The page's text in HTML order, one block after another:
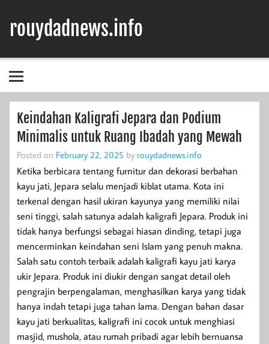
content
rouydadnews.info
Keindahan Kaligrafi Jepara dan Podium
Minimalis untuk Ruang Ibadah yang Mewah
Posted on February 22, 2025 by rouydadnews.info
Ketika berbicara tentang furnitur dan dekorasi berbahan
kayu jati, Jepara selalu menjadi kiblat utama. Kota ini
terkenal dengan hasil ukiran kayunya yang memiliki nilai
seni tinggi, salah satunya adalah kaligrafi Jepara. Produk ini
tidak hanya berfungsi sebagai hiasan dinding, tetapi juga
mencerminkan keindahan seni Islam yang penuh makna.
Salah satu contoh terbaik adalah kaligrafi kayu jati karya
ukir Jepara. Produk ini diukir dengan sangat detail oleh
pengrajin berpengalaman, menghasilkan karya yang tidak
hanya indah tetapi juga tahan lama. Dengan bahan dasar
kayu jati berkualitas, kaligrafi ini cocok untuk menghiasi
masjid, mushola, atau rumah pribadi agar lebih bernuansa